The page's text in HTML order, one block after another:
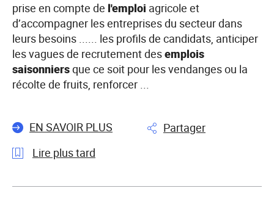
Occitanie
sur
le
département
de
la
relatif
la
des
prise en compte de l'emploi agricole et
d’accompagner les entreprises du secteur dans
leurs besoins ...... les profils de candidats, anticiper
les vagues de recrutement desemplois
saisonniersque ce soit pour les vendanges ou la
récolte de fruits, renforcer ...
EN SAVOIR PLUS
Partager
Lire plus tard
l'article